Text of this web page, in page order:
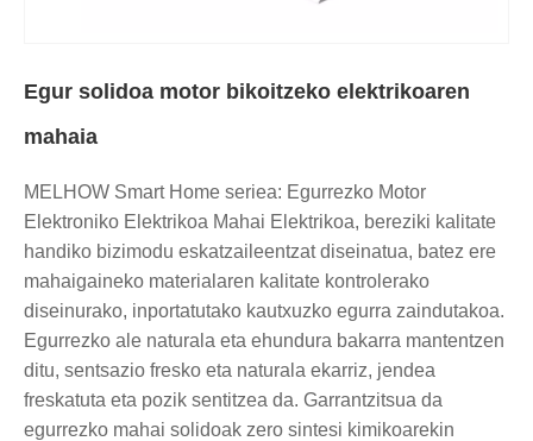
Egur solidoa motor bikoitzeko elektrikoaren
mahaia
MELHOW Smart Home seriea: Egurrezko Motor
Elektroniko Elektrikoa Mahai Elektrikoa, bereziki kalitate
handiko bizimodu eskatzaileentzat diseinatua, batez ere
mahaigaineko materialaren kalitate kontrolerako
diseinurako, inportatutako kautxuzko egurra zaindutakoa.
Egurrezko ale naturala eta ehundura bakarra mantentzen
ditu, sentsazio fresko eta naturala ekarriz, jendea
freskatuta eta pozik sentitzea da. Garrantzitsua da
egurrezko mahai solidoak zero sintesi kimikoarekin